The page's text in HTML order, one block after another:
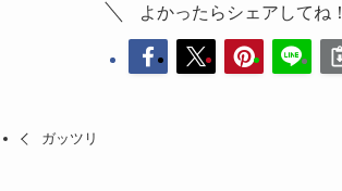
よかったらシェアしてね！
ガッツリ